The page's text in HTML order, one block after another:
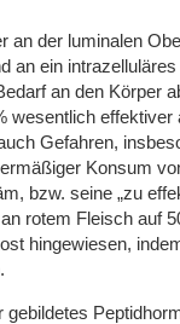
der luminalen
ein
an den Körper
effektiver
Gefahren,
Konsum
bzw. seine „zu
rotem Fleisch auf
hingewiesen,